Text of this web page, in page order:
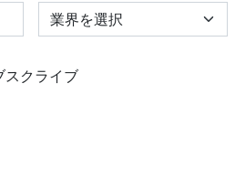
Select Industry
スクライブ